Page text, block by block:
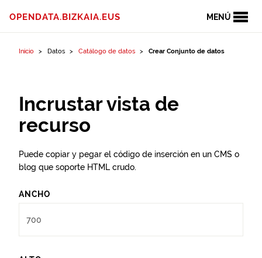
MENÚ
OPENDATA.BIZKAIA.EUS
Inicio Datos Catálogo de datos Crear Conjunto de datos
Incrustar vista de
recurso
Puede copiar y pegar el código de inserción en un CMS o
blog que soporte HTML crudo.
ANCHO